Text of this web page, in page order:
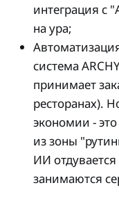
интеграция с
на ура;
система
принимает
ресторанах).
экономии -
из зоны
ИИ
занимаются